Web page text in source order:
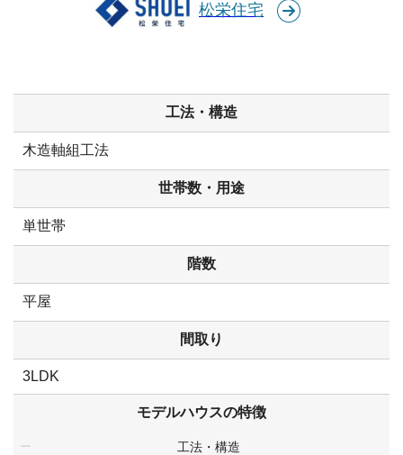
松栄住宅
工法・構造
木造軸組工法
世帯数・用途
単世帯
階数
平屋
間取り
3LDK
モデルハウスの特徴
工法・構造